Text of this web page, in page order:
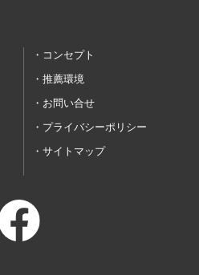
コンセプト
推薦環境
お問い合せ
プライバシーポリシー
サイトマップ